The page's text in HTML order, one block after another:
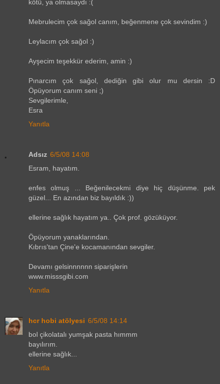
kötü, ya olmasaydı :(
Mebrulecim çok sağol canım, beğenmene çok sevindim :)
Leylacım çok sağol :)
Ayşecim teşekkür ederim, amin :)
Pınarcım çok sağol, dediğin gibi olur mu dersin :D
Öpüyorum canım seni ;)
Sevgilerimle,
Esra
Yanıtla
Adsız 6/5/08 14:08
Esram, hayatım.
enfes olmuş ... Beğenilecekmi diye hiç düşünme. pek
güzel... En azından biz bayıldık :))
ellerine sağlık hayatım ya.. Çok prof. gözüküyor.
Öpüyorum yanaklarından.
Kıbrıs'tan Çine'e kocamanından sevgiler.
Devamı gelsinnnnnn siparişlerin
www.misssgibi.com
Yanıtla
hcr hobi atölyesi 6/5/08 14:14
bol çikolatalı yumşak pasta hımmm
bayılırım.
ellerine sağlık...
Yanıtla